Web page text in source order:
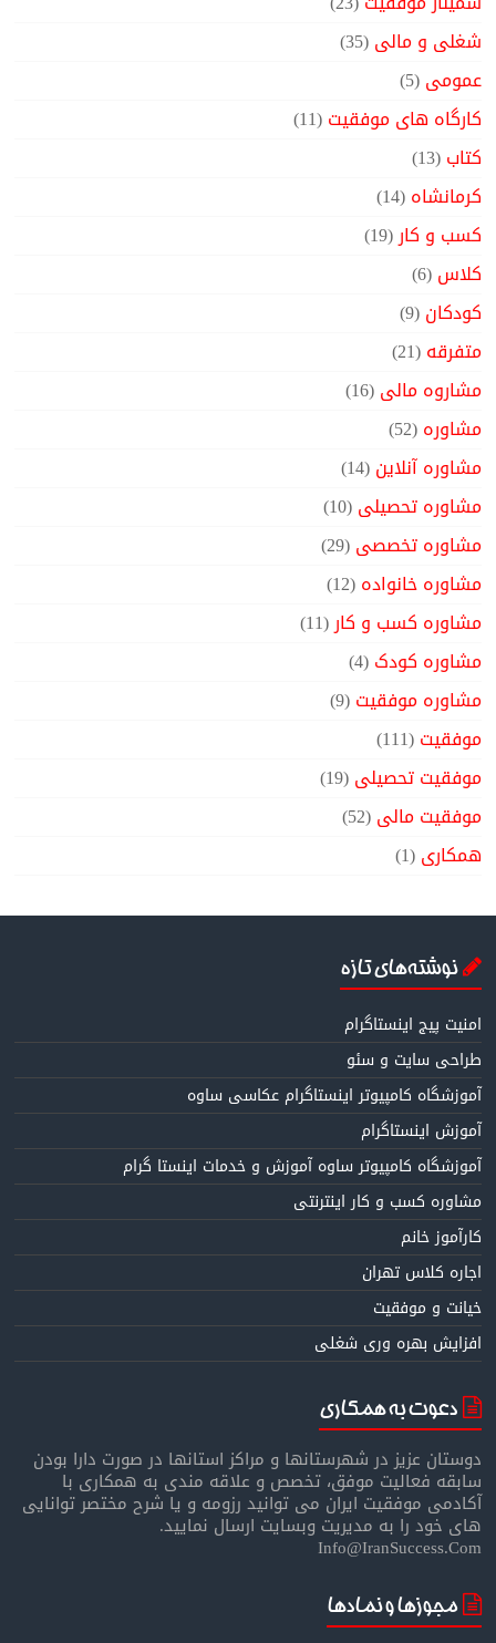
شغلی و مالی(35)
عمومی(5)
کارگاه های موفقیت(11)
کتاب(13)
کرمانشاه(14)
کسب و کار(19)
کلاس(6)
کودکان(9)
متفرقه(21)
مشاروه مالی(16)
مشاوره(52)
مشاوره آنلاین(14)
مشاوره تحصیلی(10)
مشاوره تخصصی(29)
مشاوره خانواده(12)
مشاوره کسب و کار(11)
مشاوره کودک(4)
مشاوره موفقیت(9)
موفقیت(111)
موفقیت تحصیلی(19)
موفقیت مالی(52)
همکاری(1)
نوشته‌های تازه
امنیت پیج اینستاگرام
طراحی سایت و سئو
آموزشگاه کامپیوتر اینستاگرام عکاسی ساوه
آموزش اینستاگرام
آموزشگاه کامپیوتر ساوه آموزش و خدمات اینستا گرام
مشاوره کسب و کار اینترنتی
کارآموز خانم
اجاره کلاس تهران
خیانت و موفقیت
افزایش بهره وری شغلی
دعوت به همکاری
دوستان عزیز در شهرستانها و مراکز استانها در صورت دارا بودن
سابقه فعالیت موفق، تخصص و علاقه مندی به همکاری با
آکادمی موفقیت ایران می توانید رزومه و یا شرح مختصر توانایی
های خود را به مدیریت وبسایت ارسال نمایید.
Info@IranSuccess.Com
مجوزها و نمادها